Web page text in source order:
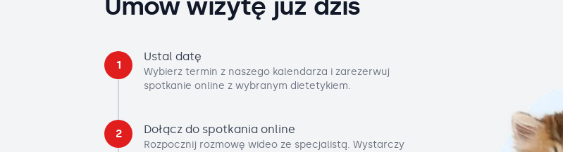
1
Ustal datę
Wybierz termin z naszego kalendarza i zarezerwuj
spotkanie online z wybranym dietetykiem.
2 Dołącz do spotkania online
Rozpocznij rozmowę wideo ze specjalistą. Wystarczy